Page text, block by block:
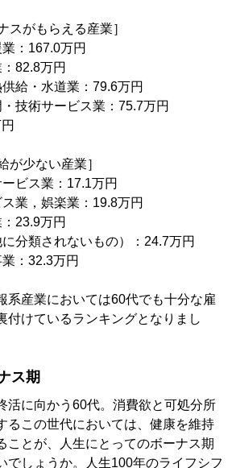
スがもらえる産業］
：167.0万円
82.8万円
給・水道業：79.6万円
技術サービス業：75.7万円
が少ない産業］
ビス業：17.1万円
業，娯楽業：19.8万円
23.9万円
分類されないもの）：24.7万円
：32.3万円
産業においては60代でも十分な雇
付けているランキングとなりまし
ス期
に向かう60代。消費欲と可処分所
るこの世代においては、健康を維持
ことが、人生にとってのボーナス期
でしょうか。人生100年のライフシフ